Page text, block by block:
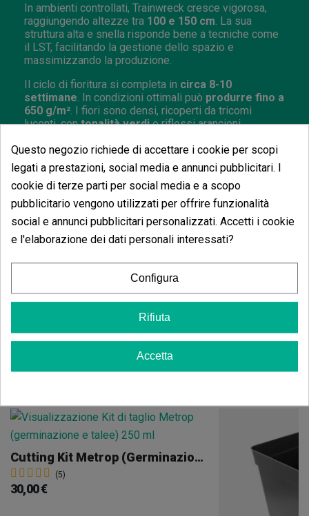
In ambienti controllati, Trainwreck cresce vigorosa,
raggiungendo altezze tra 100 e 150 cm . La sua
struttura alta e snella risponde bene a tecniche come
il LST, facilitando la gestione dello spazio e
massimizzando la produzione.
Il ciclo di fioritura si completa in circa 8-10
settimane . In condizioni ottimali può produrre fino a
650 g/m² . I fiori sono densi, ricoperti da tricomi
lucenti, contonalità verdie riflessi arancioni.
Coltivazione outdoor di Trainwreck
All’aperto, Trainwreckesprime tutto il suo
potenziale,raggiungendo altezze impressionanti fino
a 3 metri. Preferisceclimi caldi e soleggiati,pur
mostrando una notevole resistenza a parassiti, muffe
e funghi.
ottobrenell’emisfero nord, con una produzione
straordinaria che può raggiungere fino a
pianta.
Potrebbe anche piacerti
Cutting Kit Metrop (Germinazione E Talea)
(5)
30,00 €
Questo negozio richiede di accettare i cookie per scopi
legati a prestazioni, social media e annunci pubblicitari. I
cookie di terze parti per social media e a scopo
pubblicitario vengono utilizzati per offrire funzionalità
social e annunci pubblicitari personalizzati. Accetti i cookie
e l'elaborazione dei dati personali interessati?
Configura
Rifiuta
Accetta